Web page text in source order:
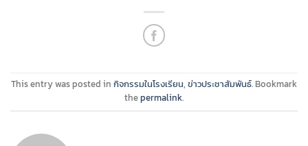
This entry was posted in กิจกรรมในโรงเรียน, ข่าวประชาสัมพันธ์. Bookmark
thepermalink.